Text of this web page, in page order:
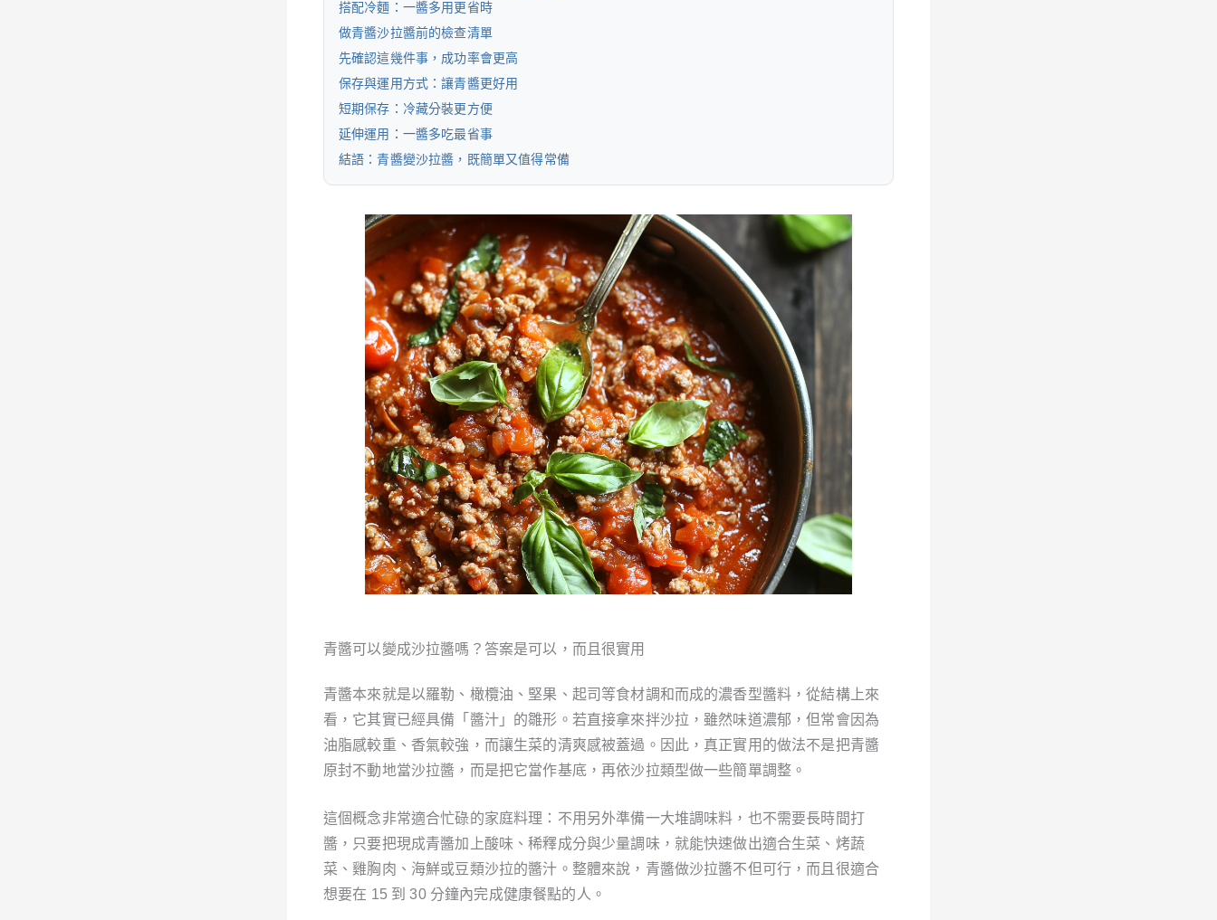
搭配冷麵：一醬多用更省時
做青醬沙拉醬前的檢查清單
先確認這幾件事，成功率會更高
保存與運用方式：讓青醬更好用
短期保存：冷藏分裝更方便
延伸運用：一醬多吃最省事
結語：青醬變沙拉醬，既簡單又值得常備
青醬可以變成沙拉醬嗎？答案是可以，而且很實用
青醬本來就是以羅勒、橄欖油、堅果、起司等食材調和而成的濃香型醬料，從結構上來
看，它其實已經具備「醬汁」的雛形。若直接拿來拌沙拉，雖然味道濃郁，但常會因為
油脂感較重、香氣較強，而讓生菜的清爽感被蓋過。因此，真正實用的做法不是把青醬
原封不動地當沙拉醬，而是把它當作基底，再依沙拉類型做一些簡單調整。
這個概念非常適合忙碌的家庭料理：不用另外準備一大堆調味料，也不需要長時間打
醬，只要把現成青醬加上酸味、稀釋成分與少量調味，就能快速做出適合生菜、烤蔬
菜、雞胸肉、海鮮或豆類沙拉的醬汁。整體來說，青醬做沙拉醬不但可行，而且很適合
想要在 15 到 30 分鐘內完成健康餐點的人。